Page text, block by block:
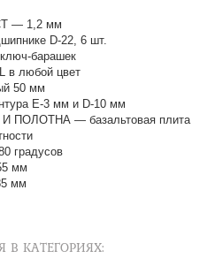
— 1,2 мм
D-22, 6 шт.
барашек
в любой цвет​​​​​​​
50 мм
Е-3 мм и D-10 мм
— базальтовая плита
градусов
мм
мм
КАТЕГОРИЯХ: